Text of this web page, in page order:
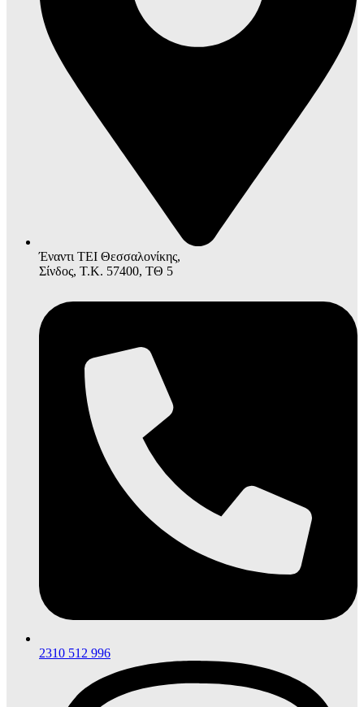
Έναντι ΤΕΙ Θεσσαλονίκης,
Σίνδος, Τ.Κ. 57400, ΤΘ 5
2310 512 996